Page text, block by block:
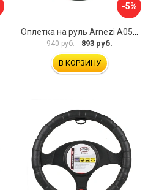
-5%
940 руб. 893 руб.
В КОРЗИНУ